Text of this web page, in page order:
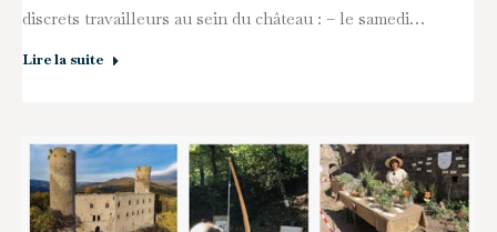
discrets travailleurs au sein du château : – le samedi…
Lire la suite